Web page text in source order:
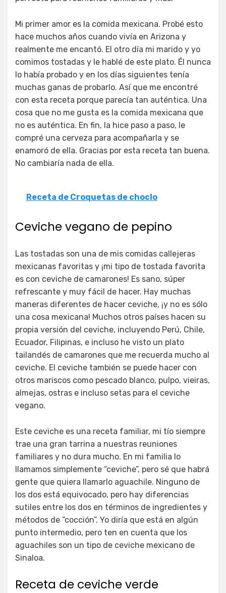
Mi primer amor es la comida mexicana. Probé esto
hace muchos años cuando vivía en Arizona y
realmente me encantó. El otro día mi marido y yo
comimos tostadas y le hablé de este plato. Él nunca
lo había probado y en los días siguientes tenía
muchas ganas de probarlo. Así que me encontré
con esta receta porque parecía tan auténtica. Una
cosa que no me gusta es la comida mexicana que
no es auténtica. En fin, la hice paso a paso, le
compré una cerveza para acompañarla y se
enamoró de ella. Gracias por esta receta tan buena.
No cambiaría nada de ella.
Receta de Croquetas de choclo
Ceviche vegano de pepino
Las tostadas son una de mis comidas callejeras
mexicanas favoritas y ¡mi tipo de tostada favorita
es con ceviche de camarones! Es sano, súper
refrescante y muy fácil de hacer. Hay muchas
maneras diferentes de hacer ceviche, ¡y no es sólo
una cosa mexicana! Muchos otros países hacen su
propia versión del ceviche, incluyendo Perú, Chile,
Ecuador, Filipinas, e incluso he visto un plato
tailandés de camarones que me recuerda mucho al
ceviche. El ceviche también se puede hacer con
otros mariscos como pescado blanco, pulpo, vieiras,
almejas, ostras e incluso setas para el ceviche
vegano.
Este ceviche es una receta familiar, mi tío siempre
trae una gran tarrina a nuestras reuniones
familiares y no dura mucho. En mi familia lo
llamamos simplemente “ceviche”, pero sé que habrá
gente que quiera llamarlo aguachile. Ninguno de
los dos está equivocado, pero hay diferencias
sutiles entre los dos en términos de ingredientes y
métodos de “cocción”. Yo diría que está en algún
punto intermedio, pero ten en cuenta que los
aguachiles son un tipo de ceviche mexicano de
Sinaloa.
Receta de ceviche verde